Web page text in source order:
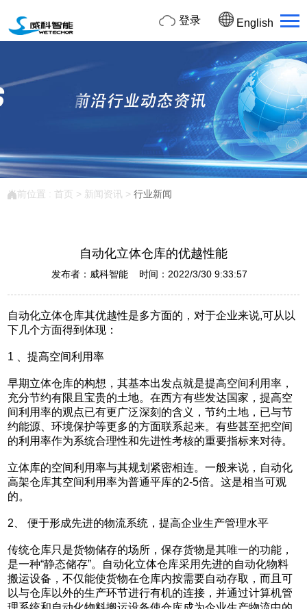
登录 English
当前位置 : 首页 > 新闻资讯 >行业新闻
自动化立体仓库的优越性能
发布者：威科智能 时间：2022/3/30 9:33:57
自动化立体仓库其优越性是多方面的，对于企业来说,可从以
下几个方面得到体现：
1 、提高空间利用率
早期立体仓库的构想，其基本出发点就是提高空间利用率，
充分节约有限且宝贵的土地。在西方有些发达国家，提高空
间利用率的观点已有更广泛深刻的含义，节约土地，已与节
约能源、环境保护等更多的方面联系起来。有些甚至把空间
的利用率作为系统合理性和先进性考核的重要指标来对待。
立体库的空间利用率与其规划紧密相连。一般来说，自动化
高架仓库其空间利用率为普通平库的2-5倍。这是相当可观
的。
2、 便于形成先进的物流系统，提高企业生产管理水平
传统仓库只是货物储存的场所，保存货物是其唯一的功能，
是一种“静态储存”。自动化立体仓库采用先进的自动化物料
搬运设备，不仅能使货物在仓库内按需要自动存取，而且可
以与仓库以外的生产环节进行有机的连接，并通过计算机管